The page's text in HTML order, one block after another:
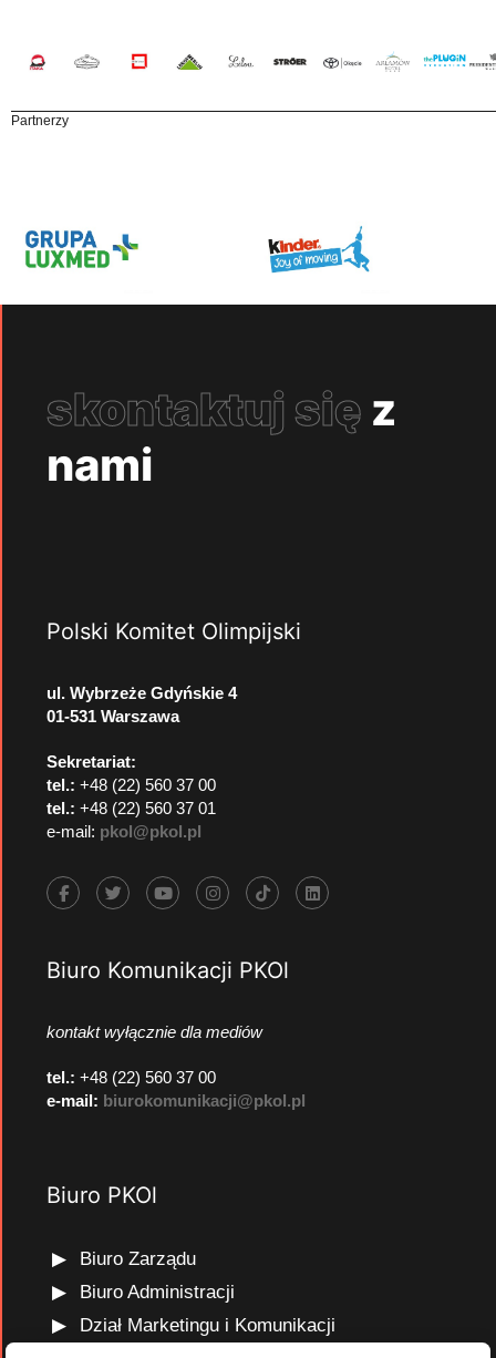
Partnerzy
skontaktuj się z
nami
Polski Komitet Olimpijski
ul. Wybrzeże Gdyńskie 4
01-531 Warszawa
Sekretariat:
tel.: +48 (22) 560 37 00
tel.: +48 (22) 560 37 01
e-mail: pkol@pkol.pl
Biuro Komunikacji PKOl
kontakt wyłącznie dla mediów
tel.: +48 (22) 560 37 00
e-mail: biurokomunikacji@pkol.pl
Biuro PKOl
Biuro Zarządu
Biuro Administracji
Dział Marketingu i Komunikacji